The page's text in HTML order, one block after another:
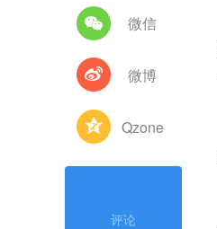
微信
微博
Qzone
评论